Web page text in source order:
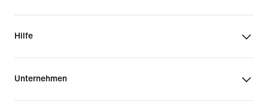
Hilfe
Unternehmen